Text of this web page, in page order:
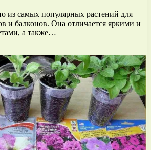
из самых популярных растений для
и балконов. Она отличается яркими и
а также…